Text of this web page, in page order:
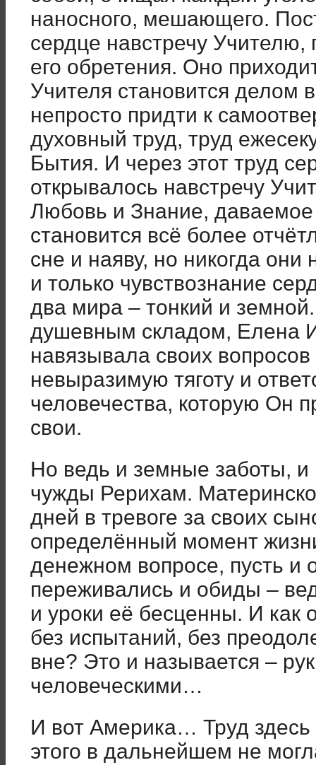
наносного, мешающего.
сердце навстречу
его обретения. Оно
Учителя становится делом
непросто придти к
духовный труд, труд
Бытия. И через этот труд
открывалось навстречу
Любовь и Знание,
становится всё более
сне и наяву, но никогда
и только чувствознание
два мира – тонкий и
душевным складом, Елена
навязывала своих
невыразимую тяготу и
человечества, которую Он
свои.
Но ведь и земные заботы,
чужды Рерихам.
дней в тревоге за своих
определённый момент
денежном вопросе, пусть и
переживались и обиды –
и уроки её бесценны. И как
без испытаний, без
вне? Это и называется –
человеческими…
И вот Америка… Труд
этого в дальнейшем не